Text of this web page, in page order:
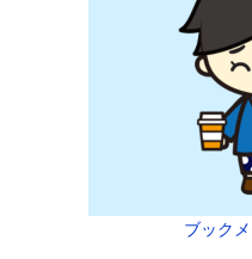
ブック